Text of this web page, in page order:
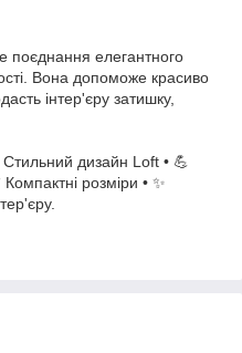
поєднання елегантного
Вона допоможе красиво
інтер'єру затишку,
дизайн Loft • 💪
розміри • ✨